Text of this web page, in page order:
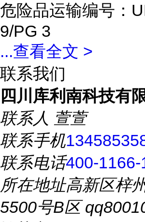
危险品运输编号：
9/PG 3
...查看全文 >
联系我们
四川库利南科技有
联系人 萱萱
联系手机
联系电话400-1166-
所在地址高新区梓
5500号B区